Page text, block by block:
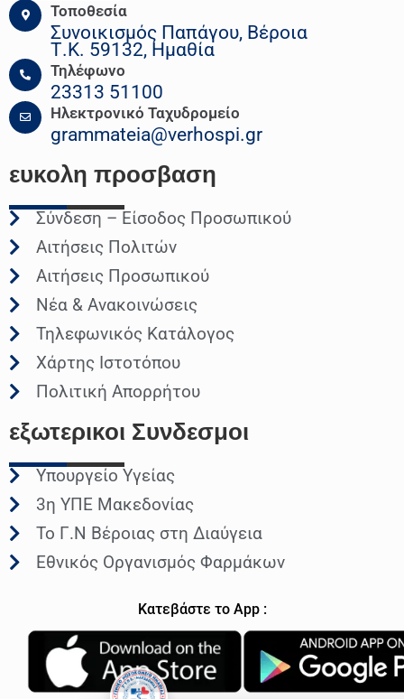
Τοποθεσία
Συνοικισμός Παπάγου, Βέροια
Τ.Κ. 59132, Ημαθία
Τηλέφωνο
23313 51100
Ηλεκτρονικό Ταχυδρομείο
grammateia@verhospi.gr
ευκολη προσβαση
Σύνδεση – Είσοδος Προσωπικού
Αιτήσεις Πολιτών
Αιτήσεις Προσωπικού
Νέα & Ανακοινώσεις
Τηλεφωνικός Κατάλογος
Χάρτης Ιστοτόπου
Πολιτική Απορρήτου
εξωτερικοι Συνδεσμοι
Υπουργείο Υγείας
3η ΥΠΕ Μακεδονίας
Το Γ.Ν Βέροιας στη Διαύγεια
Εθνικός Οργανισμός Φαρμάκων
Κατεβάστε το App :